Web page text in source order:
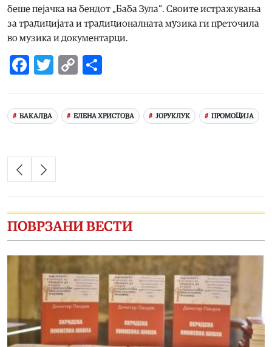
беше пејачка на бендот „Баба Зула“. Своите истражувања
за традицијата и традиционалната музика ги преточила
во музика и документарци.
Facebook
Twitter
Copy
БАКАЛВА ЕЛЕНА ХРИСТОВА ЈОРУКЛУК ПРОМОЦИЈА
ПОВРЗАНИ ВЕСТИ